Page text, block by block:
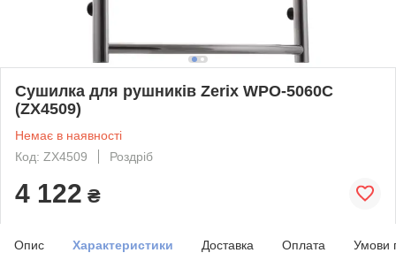
Сушилка для рушників Zerix WPO-5060C
(ZX4509)
Немає в наявності
Код: ZX4509
Роздріб
4 122 ₴
Опис Характеристики Доставка Оплата Умови